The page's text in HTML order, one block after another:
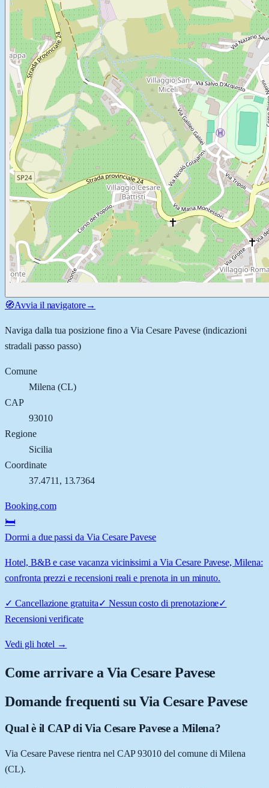
🧭Avvia il navigatore→
Naviga dalla tua posizione fino aVia Cesare Pavese(indicazioni
stradali passo passo)
Comune
Milena (CL)
CAP
93010
Regione
Sicilia
Coordinate
37.4711 , 13.7364
Booking.com
🛏️
Dormi a due passi da Via Cesare Pavese
Hotel, B&B e case vacanza vicinissimi a Via Cesare Pavese, Milena:
confronta prezzi e recensioni reali e prenota in un minuto.
✓ Cancellazione gratuita✓ Nessun costo di prenotazione✓
Recensioni verificate
Vedi gli hotel →
Come arrivare aVia Cesare Pavese
Domande frequenti su Via Cesare Pavese
Qual è il CAP di Via Cesare Pavese a Milena?
Via Cesare Pavese rientra nel CAP 93010 del comune di Milena
(CL).